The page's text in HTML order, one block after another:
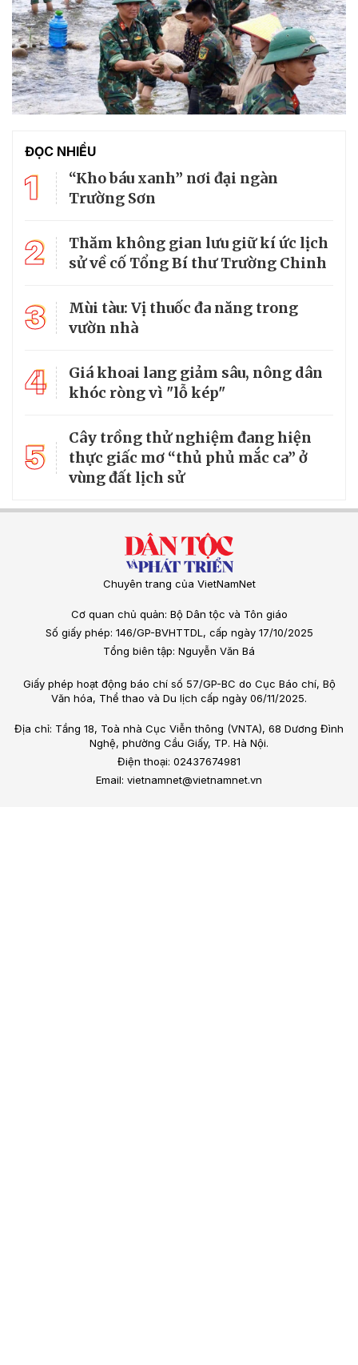
ĐỌC NHIỀU
1
“Kho báu xanh” nơi đại ngàn
Trường Sơn
2
Thăm không gian lưu giữ kí ức lịch
sử về cố Tổng Bí thư Trường Chinh
3
Mùi tàu: Vị thuốc đa năng trong
vườn nhà
4
Giá khoai lang giảm sâu, nông dân
khóc ròng vì "lỗ kép"
5
Cây trồng thử nghiệm đang hiện
thực giấc mơ “thủ phủ mắc ca” ở
vùng đất lịch sử
Chuyên trang của VietNamNet
Cơ quan chủ quản: Bộ Dân tộc và Tôn giáo
Số giấy phép: 146/GP-BVHTTDL, cấp ngày 17/10/2025
Tổng biên tập: Nguyễn Văn Bá
Giấy phép hoạt động báo chí số 57/GP-BC do Cục Báo chí, Bộ
Văn hóa, Thể thao và Du lịch cấp ngày 06/11/2025.
Địa chỉ: Tầng 18, Toà nhà Cục Viễn thông (VNTA), 68 Dương Đình
Nghệ, phường Cầu Giấy, TP. Hà Nội.
Điện thoại: 02437674981
Email: vietnamnet@vietnamnet.vn